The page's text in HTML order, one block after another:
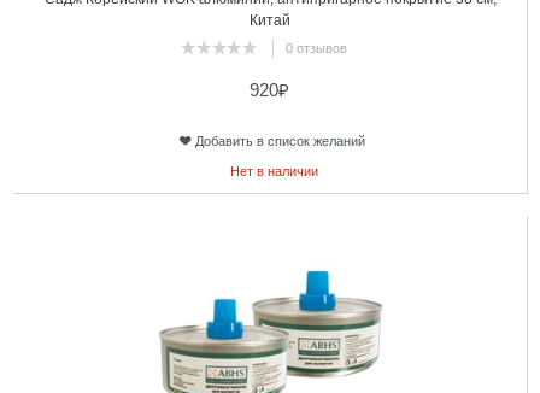
Китай
0 отзывов
920₽
Добавить в список желаний
Нет в наличии